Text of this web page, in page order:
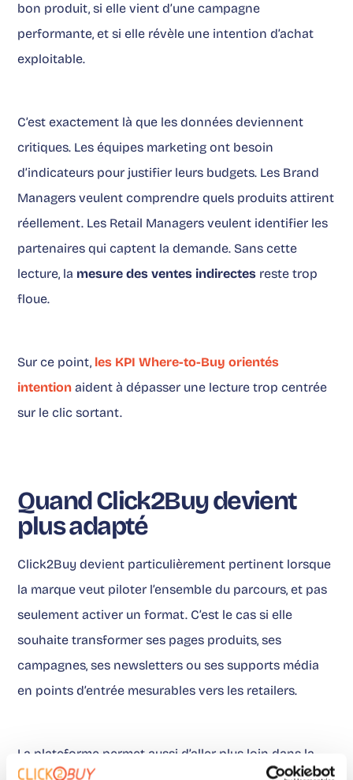
bon produit, si elle vient d’une campagne
performante, et si elle révèle une intention d’achat
exploitable.
C’est exactement là que les données deviennent
critiques. Les équipes marketing ont besoin
d’indicateurs pour justifier leurs budgets. Les Brand
Managers veulent comprendre quels produits attirent
réellement. Les Retail Managers veulent identifier les
partenaires qui captent la demande. Sans cette
lecture, la mesure des ventes indirectes reste trop
floue.
Sur ce point, les KPI Where-to-Buy orientés
intention aident à dépasser une lecture trop centrée
sur le clic sortant.
Quand Click2Buy devient
plus adapté
Click2Buy devient particulièrement pertinent lorsque
la marque veut piloter l’ensemble du parcours, et pas
seulement activer un format. C’est le cas si elle
souhaite transformer ses pages produits, ses
campagnes, ses newsletters ou ses supports média
en points d’entrée mesurables vers les retailers.
La plateforme permet aussi d’aller plus loin dans la